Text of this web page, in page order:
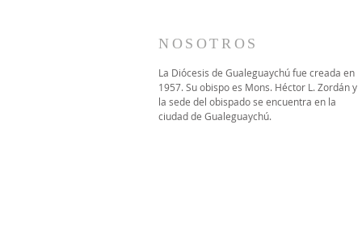
NOSOTROS
La Diócesis de Gualeguaychú fue creada en
1957. Su obispo es Mons. Héctor L. Zordán y
la sede del obispado se encuentra en la
ciudad de Gualeguaychú.